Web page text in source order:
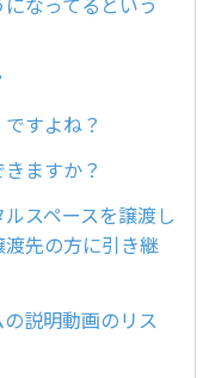
すよね？
ますか？
スペースを譲渡し
先の方に引き継
説明動画のリス